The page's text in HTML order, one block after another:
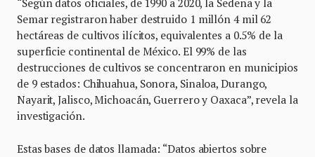
“Según datos oficiales, de 1990 a 2020, la Sedena y la
Semar registraron haber destruido 1 millón 4 mil 62
hectáreas de cultivos ilícitos, equivalentes a 0.5% de la
superficie continental de México. El 99% de las
destrucciones de cultivos se concentraron en municipios
de 9 estados: Chihuahua, Sonora, Sinaloa, Durango,
Nayarit, Jalisco, Michoacán, Guerrero y Oaxaca”, revela la
investigación.
Estas bases de datos llamada: “Datos abiertos sobre